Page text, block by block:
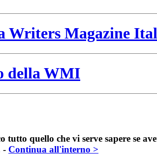
Writers Magazine
della WMI
tutto quello che vi serve sapere se
- Continua all'interno >